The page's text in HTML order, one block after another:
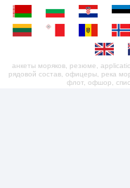
анкеты моряков, резюме,
рядовой состав, офицеры, река
флот, офшор,